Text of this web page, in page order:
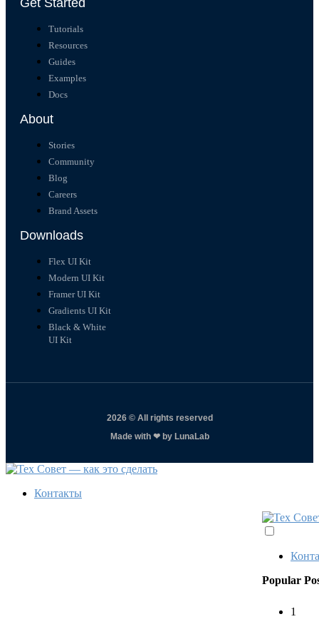
Tutorials
Resources
Guides
Examples
Docs
About
Stories
Community
Blog
Careers
Brand Assets
Downloads
Flex UI Kit
Modern UI Kit
Framer UI Kit
Gradients UI Kit
Black & White
UI Kit
2026 © All rights reserved
Made with ❤ by LunaLab
Контакты
Popular
1